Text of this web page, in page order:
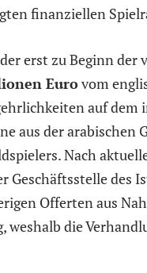
finanziellen
erst zu Beginn der
Eurovom
auf
aus der
Nach
des
Offerten aus
weshalb die